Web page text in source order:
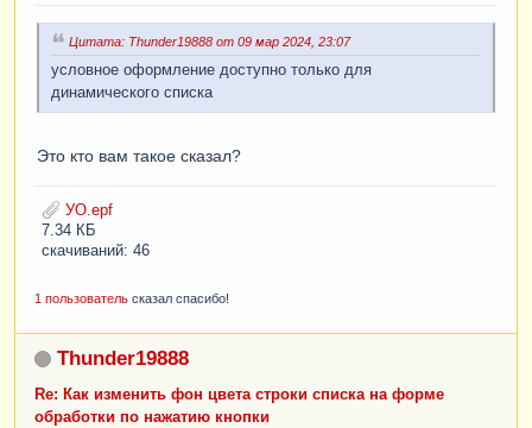
Цитата: Thunder19888 от 09 мар 2024, 23:07
условное оформление доступно только для
динамического списка
Это кто вам такое сказал?
УО.epf
7.34 КБ
скачиваний: 46
1 пользователь сказал спасибо!
Thunder19888
Re: Как изменить фон цвета строки списка на форме
обработки по нажатию кнопки